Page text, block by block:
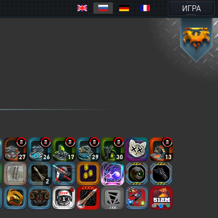
ИГРА
27 26 17 29 30 13
2